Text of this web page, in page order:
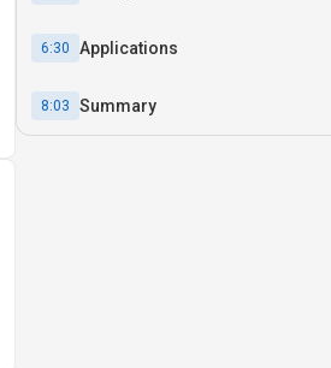
6:30 Applications
8:03 Summary